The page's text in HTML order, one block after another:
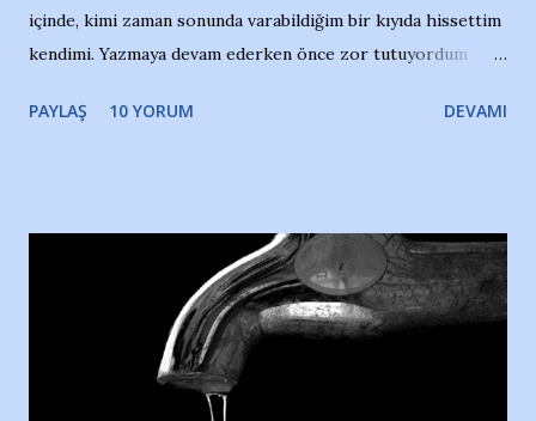
içinde, kimi zaman sonunda varabildiğim bir kıyıda hissettim
kendimi. Yazmaya devam ederken önce zor tutuyordum
Yazımı, ağlayarak bitirebildim ancak…Kendisinin web
Nesrin’in Hikayesi’ne başlıyorum… 1964 Adana Yüzme
havuzunun kenarında 7 yaşında kara kuru bir kız çocuğu
duruyor. Havuzun içinde Adana Demirspor Kulübü
yüzücüleri. Erkekler çoğunlukta. Küçük kız etrafına bakıyor.
Sadece 4 kız çocuğu var. Nesrin, Adana Demirspor’un 4
PAYLAŞ 10 YORUM DEVAMI